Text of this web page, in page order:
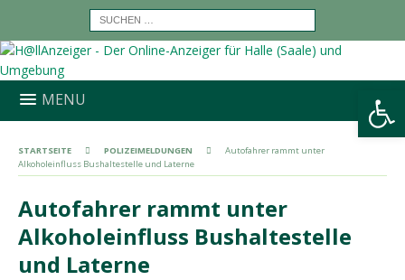
MENU
STARTSEITE POLIZEIMELDUNGEN
Autofahrer rammt unter
Alkoholeinfluss Bushaltestelle und Laterne
Autofahrer rammt unter
Alkoholeinfluss Bushaltestelle
und Laterne
Werkzeugleiste öffnen